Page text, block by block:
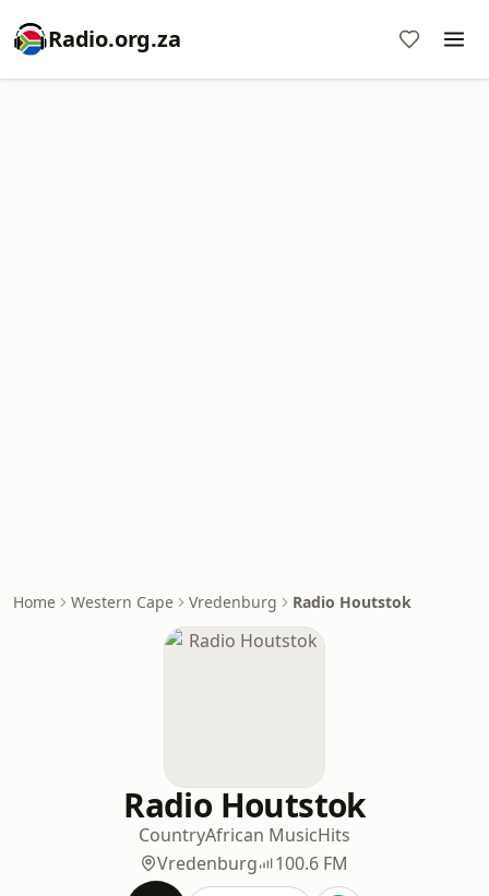
Radio.org.za
Home Western Cape Vredenburg Radio Houtstok
Radio Houtstok
CountryAfrican MusicHits
Vredenburg
100.6 FM